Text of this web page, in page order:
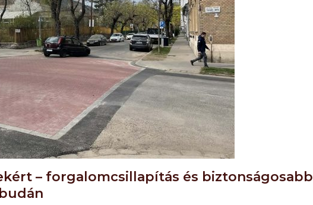
– forgalomcsillapítás és biztonságosabb